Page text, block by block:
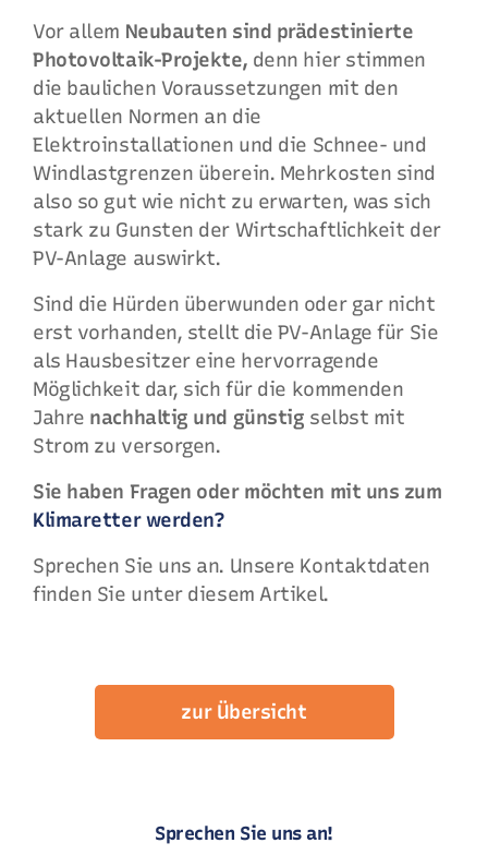
Vor allem Neubauten sind prädestinierte
Photovoltaik-Projekte, denn hier stimmen
die baulichen Voraussetzungen mit den
aktuellen Normen an die
Elektroinstallationen und die Schnee- und
Windlastgrenzen überein. Mehrkosten sind
also so gut wie nicht zu erwarten, was sich
stark zu Gunsten der Wirtschaftlichkeit der
PV-Anlage auswirkt.
Sind die Hürden überwunden oder gar nicht
erst vorhanden, stellt die PV-Anlage für Sie
als Hausbesitzer eine hervorragende
Möglichkeit dar, sich für die kommenden
Jahre nachhaltig und günstig selbst mit
Strom zu versorgen.
Sie haben Fragen oder möchten mit uns zum
Klimaretter werden?
Sprechen Sie uns an. Unsere Kontaktdaten
finden Sie unter diesem Artikel.
zur Übersicht
Sprechen Sie uns an!